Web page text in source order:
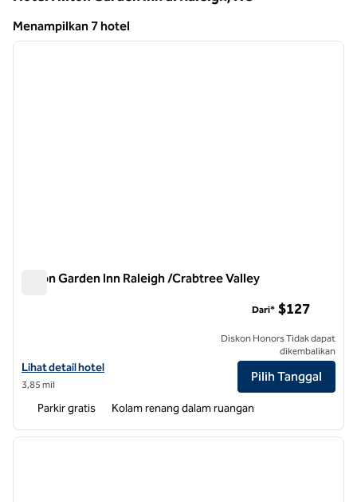
Menampilkan 7 hotel
Menampilkan 7 hotel
1 dari 12
Hilton Garden Inn Raleigh /Crabtree Valley
Lihat detail hotel untuk Hilton Garden Inn Raleigh /Crabtree Valley
Lihat detail hotel
3,85 mil
Dari* $127
Diskon Honors Tidak dapat
dikembalikan
Pilih Tanggal
Parkir gratis Kolam renang dalam ruangan
1 dari 12